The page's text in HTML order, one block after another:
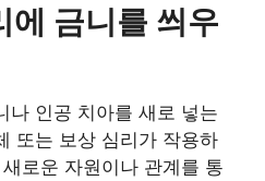
에 금니를 씌우
나 인공 치아를 새로 넣는
또는 보상 심리가 작용하
로운 자원이나 관계를 통